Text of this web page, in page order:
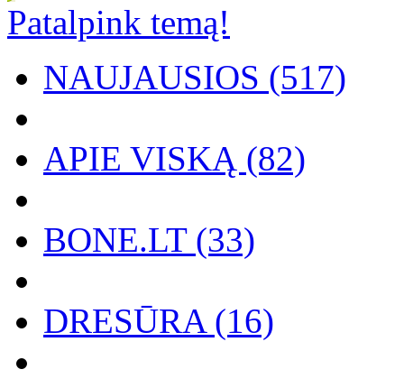
Patalpink temą!
NAUJAUSIOS (517)
APIE VISKĄ (82)
BONE.LT (33)
DRESŪRA (16)